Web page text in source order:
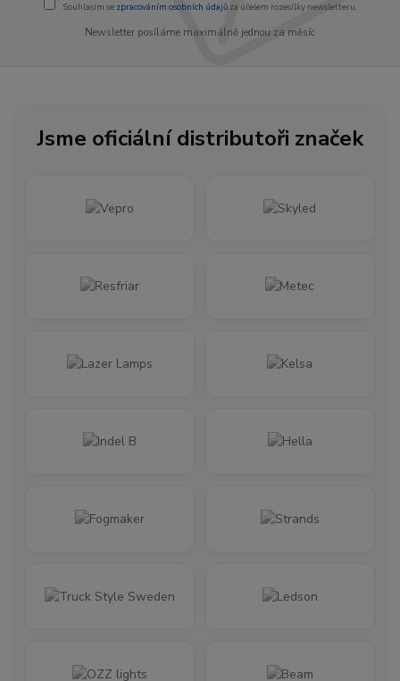
Souhlasím se zpracováním osobních údajůza účelem rozesílky newsletteru.
Newsletter posíláme maximálně jednou za měsíc
Jsme oficiální distributoři značek